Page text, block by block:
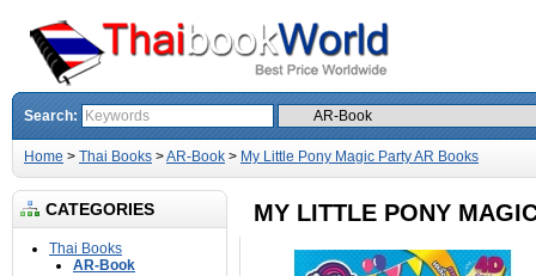
Search:
Home > Thai Books >AR-Book > My Little Pony Magic Party AR Books
CATEGORIES
Thai Books
AR-Book
MY LITTLE PONY